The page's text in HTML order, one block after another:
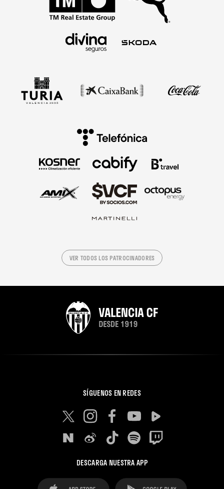
VER TODOS LOS PATROCINADORES
SÍGUENOS EN REDES
DESCARGA NUESTRA APP